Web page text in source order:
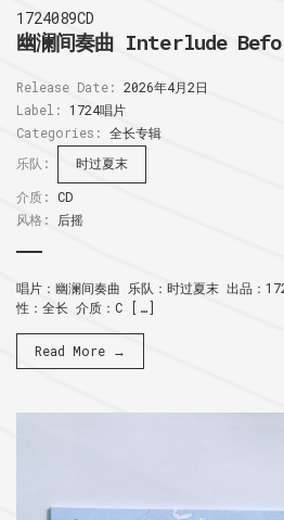
1724089CD
幽澜间奏曲 Interlude
Release Date: 2026年4月2日
Label:
1724唱片
Categories: 全长专辑
乐队:
时过夏末
介质: CD
风格:
后摇
唱片：幽澜间奏曲 乐队：时过夏末 出品：
性：全长 介质：C […]
Read More →